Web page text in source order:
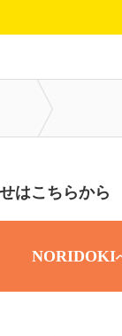
はこちらから
NORIDOKI